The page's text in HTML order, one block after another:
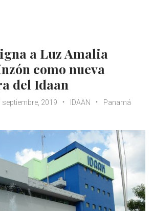
a Luz Amalia
como nueva
del Idaan
septiembre, 2019 IDAAN
Panamá